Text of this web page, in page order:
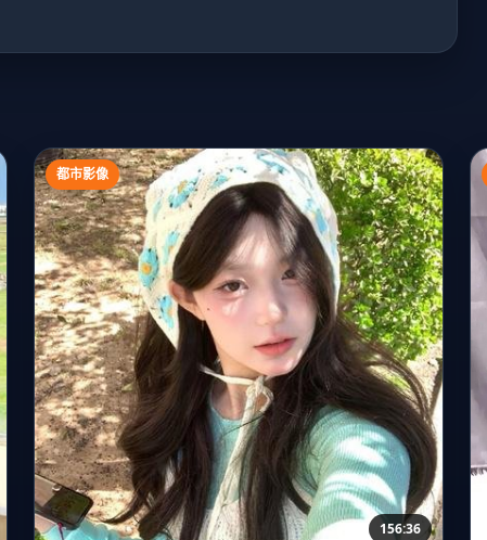
都市影像
156:36